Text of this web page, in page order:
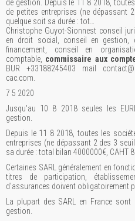
de gestion. Depuis le 11 8 2018,
de petites entreprises (ne dépassant
quelque soit sa durée : tot…
Christophe Guyot-Sionnest conseil
en droit social, conseil en gestion,
financement, conseil en
comptable, commissaire aux
BUR +33188245403 mail
cac.com.
7 5 2020
Jusqu'au 10 8 2018 seules les
gestion.
Depuis le 11 8 2018, toutes les
entreprises (ne dépassant 2 des 3
sa durée : total bilan 4000000€, CAHT
Certaines SARL généralement en
titres de participation,
d'assurances doivent obligatoirement
La plupart des SARL en France
gestion.